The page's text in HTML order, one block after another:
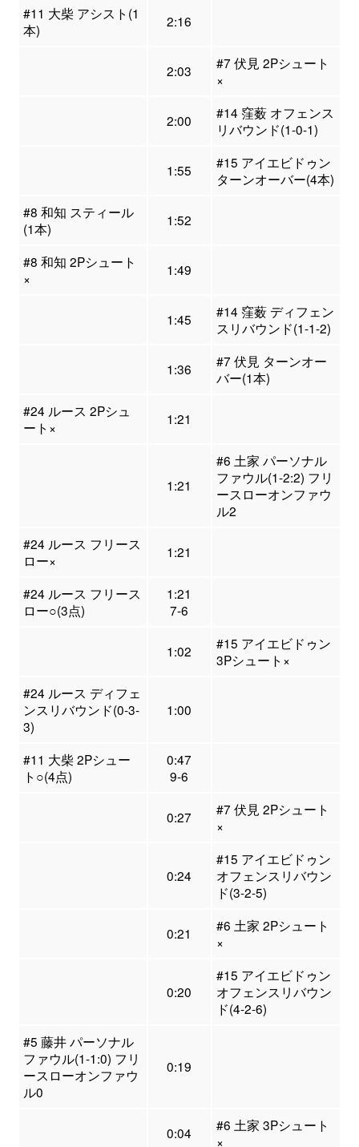
#11 大柴 アシスト(1
本)
2:16
2:03
#7 伏見 2Pシュート
×
2:00
#14 窪薮 オフェンス
リバウンド(1-0-1)
1:55
#15 アイエビドゥン
ターンオーバー(4本)
#8 和知 スティール
(1本)
1:52
#8 和知 2Pシュート
×
1:49
1:45
#14 窪薮 ディフェン
スリバウンド(1-1-2)
1:36
#7 伏見 ターンオー
バー(1本)
#24 ルース 2Pシュ
ート×
1:21
1:21
#6 土家 パーソナル
ファウル(1-2:2) フリ
ースローオンファウ
ル2
#24 ルース フリース
ロー×
1:21
#24 ルース フリース
ロー○(3点)
1:21
7-6
1:02
#15 アイエビドゥン
3Pシュート×
#24 ルース ディフェ
ンスリバウンド(0-3-
3)
1:00
#11 大柴 2Pシュー
ト○(4点)
0:47
9-6
0:27
#7 伏見 2Pシュート
×
0:24
#15 アイエビドゥン
オフェンスリバウン
ド(3-2-5)
0:21
#6 土家 2Pシュート
×
0:20
#15 アイエビドゥン
オフェンスリバウン
ド(4-2-6)
#5 藤井 パーソナル
ファウル(1-1:0) フリ
ースローオンファウ
ル0
0:19
0:04
#6 土家 3Pシュート
×